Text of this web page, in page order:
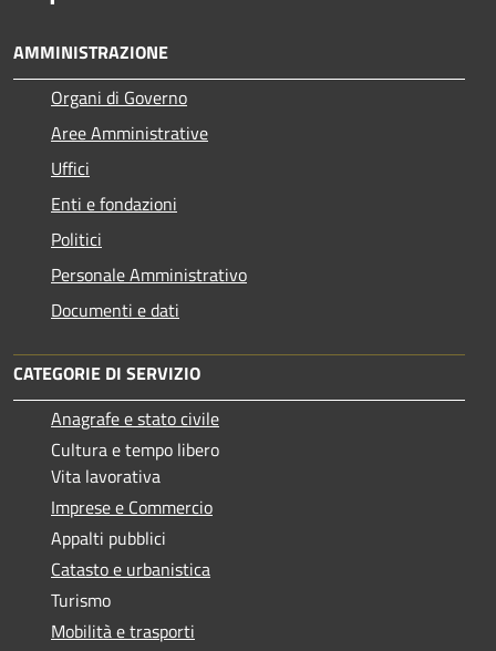
AMMINISTRAZIONE
Organi di Governo
Aree Amministrative
Uffici
Enti e fondazioni
Politici
Personale Amministrativo
Documenti e dati
CATEGORIE DI SERVIZIO
Anagrafe e stato civile
Cultura e tempo libero
Vita lavorativa
Imprese e Commercio
Appalti pubblici
Catasto e urbanistica
Turismo
Mobilità e trasporti